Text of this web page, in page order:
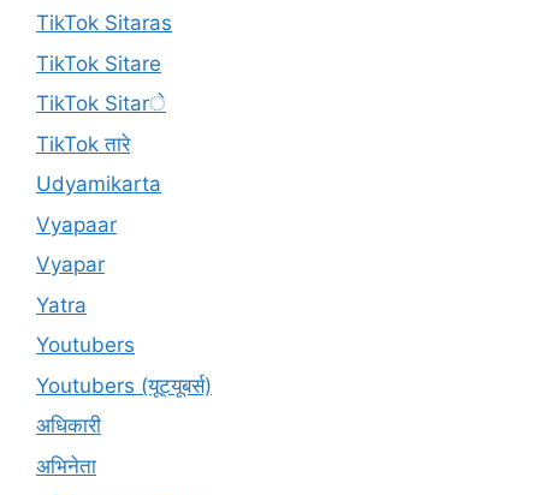
TikTok Sitaras
TikTok Sitare
TikTok Sitarे
TikTok तारे
Udyamikarta
Vyapaar
Vyapar
Yatra
Youtubers
Youtubers (यूट्यूबर्स)
अधिकारी
अभिनेता